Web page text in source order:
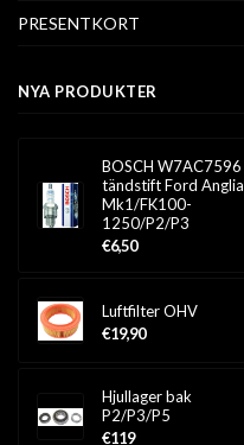
PRESENTKORT
NYA PRODUKTER
BOSCH W7AC7596
tändstift Ford Anglia
Mk1/FK100-
1250/P2/P3
€6,50
Luftfilter OHV
€19,90
Hjullager bak
P2/P3/P5
€119